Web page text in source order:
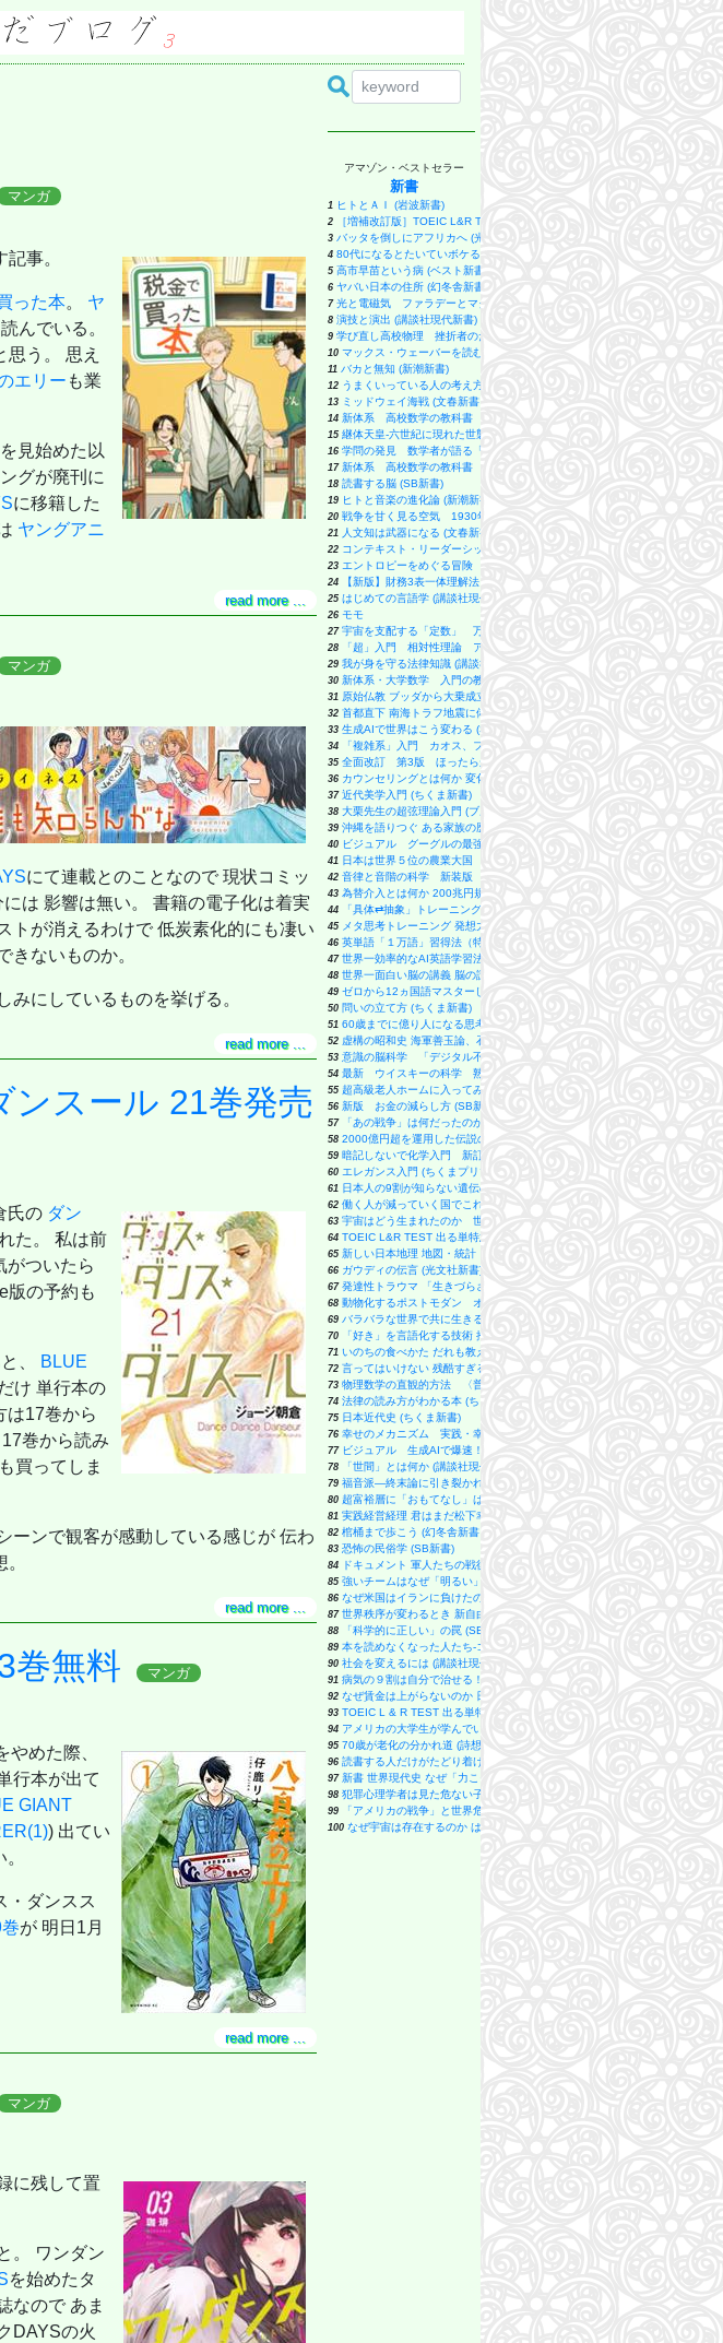
ング〉対応】 (本当の就職テストシリーズ)
こみふろく 「ちいかわ」ポストカード3枚セット）
手に入れて元パーティーメンバーと世界に復讐&『ざまぁ!』します!(23) (KCデラックス)
マンガ
事。
った本。 ヤ
んでいる。
う。 思え
エリー も業
を見始めた以
グが廃刊に
に移籍した
ヤングアニ
read more ...
マンガ
にて連載とのことなので 現状コミッ
は 影響は無い。 書籍の電子化は着実
トが消えるわけで 低炭素化的にも凄い
きないものか。
にしているものを挙げる。
read more ...
ンスール 21巻発売
氏の ダン
た。 私は前
がついたら
版の予約も
、
BLUE
け 単行本の
は17巻から
巻から読み
買ってしま
ーンで観客が感動している感じが 伝わ
read more ...
巻無料 マンガ
めた際、
行本が出て
GIANT
) 出てい
・ダンスス
が 明日1月
read more ...
マンガ
に残して置
。 ワンダン
を始めたタ
なので あま
DAYSの火
アマゾン・ベストセラー
新書
1 ヒトとＡＩ (岩波新書)
2 ［増補改訂版］TOEIC L&R TEST 出る単特急 金のフレーズ (TOEIC TEST 特
3 バッタを倒しにアフリカへ (光文社新書)
4 80代になるとたいていボケるか死ぬ。70代は神様から与えられた特別な時間 (
5 高市早苗という病 (ベスト新書 624)
6 ヤバい日本の住所 (幻冬舎新書)
7 光と電磁気 ファラデーとマクスウェルが考えたこと 電場とは何か？ 磁場
8 演技と演出 (講談社現代新書)
9 学び直し高校物理 挫折者のための超入門 (講談社現代新書)
10 マックス・ウェーバーを読む (講談社現代新書)
11 バカと無知 (新潮新書)
12 うまくいっている人の考え方 完全版 (ディスカヴァー携書)
13 ミッドウェイ海戦 (文春新書 1375)
14 新体系 高校数学の教科書 上 (ブルーバックス)
15 継体天皇-六世紀に現れた世襲王権の「始祖王」 (中公新書 2910)
16 学問の発見 数学者が語る「考えること・学ぶこと」 (ブルーバックス)
17 新体系 高校数学の教科書 下 (ブルーバックス)
18 読書する脳 (SB新書)
19 ヒトと音楽の進化論 (新潮新書 1126)
20 戦争を甘く見る空気 1930年代と似た道を進む現代日本 (朝日新書)
21 人文知は武器になる (文春新書 1529)
22 コンテキスト・リーダーシップ 「最高の上司」と「最悪の上司」は文脈で
23 エントロピーをめぐる冒険 初心者のための統計熱力学 (ブルーバックス)
24 【新版】財務3表一体理解法 (朝日新書)
25 はじめての言語学 (講談社現代新書)
26 モモ
27 宇宙を支配する「定数」 万有引力定数から光速、プランク定数まで (ブルー
28 「超」入門 相対性理論 アインシュタインは何を考えたのか (ブルーバック
29 我が身を守る法律知識 (講談社現代新書)
30 新体系・大学数学 入門の教科書 下 (ブルーバックス)
31 原始仏教 ブッダから大乗成立へ (講談社現代新書 2820)
32 首都直下 南海トラフ地震に備えよ (SB新書 654)
33 生成AIで世界はこう変わる (SB新書)
34 「複雑系」入門 カオス、フラクタルから生命の謎まで (ブルーバックス)
35 全面改訂 第3版 ほったらかし投資術 (朝日新書)
36 カウンセリングとは何か 変化するということ (講談社現代新書 2787)
37 近代美学入門 (ちくま新書)
38 大栗先生の超弦理論入門 (ブルーバックス)
39 沖縄を語りつぐ ある家族の歴史 (岩波新書 新赤版 2115)
40 ビジュアル グーグルの最強AI Gemini活用術 (日経文庫)
41 日本は世界５位の農業大国 大嘘だらけの食料自給率 (講談社＋α新書)
42 音律と音階の科学 新装版 ドレミ…はどのように生まれたか (ブルーバック
43 為替介入とは何か 200兆円規模「外為特会」が生まれた謎 (集英社新書)
44 「具体⇄抽象」トレーニング 思考力が飛躍的にアップする29問 (PHPビジネ
45 メタ思考トレーニング 発想力が飛躍的にアップする34問 PHPビジネス新書
46 英単語「１万語」習得法（特典：7つの戦略 で難単語を攻略する データ配
47 世界一効率的なAI英語学習法 (幻冬舎新書)
48 世界一面白い脳の講義 脳の謎を科学で解き明かす (ブルーバックス B 2337)
49 ゼロから12ヵ国語マスターした私の最強の外国語習得法 (SB新書 653)
50 問いの立て方 (ちくま新書)
51 60歳までに億り人になる思考法 なぜ富裕層は好んで借金をするのか？ (PHP
52 虚構の昭和史 海軍善玉論、石原莞爾名将論の陥穽 (角川新書)
53 意識の脳科学 「デジタル不老不死」の扉を開く (講談社現代新書)
54 最新 ウイスキーの科学 熟成の香味を生む驚きのプロセス (ブルーバックス)
55 超高級老人ホームに入ってみた (集英社新書)
56 新版 お金の減らし方 (SB新書)
57 「あの戦争」は何だったのか (講談社現代新書)
58 2000億円超を運用した伝説のファンドマネジャーが明かす「超」成長株の見
59 暗記しないで化学入門 新訂版 電子を見れば化学はわかる (ブルーバックス)
60 エレガンス入門 (ちくまプリマー新書 ５２３)
61 日本人の9割が知らない遺伝の真実 (SB新書)
62 働く人が減っていく国でこれから起きること (朝日新書)
63 宇宙はどう生まれたのか 世界の「起源」がわかる素粒子物理学超入門 (マガ
64 TOEIC L&R TEST 出る単特急 銀のフレーズ (TOEIC TEST 特急シリーズ)
65 新しい日本地理 地図・統計・移動から読み解く (講談社現代新書 2814)
66 ガウディの伝言 (光文社新書)
67 発達性トラウマ 「生きづらさ」の正体 【自分を責めてしまいがちな方へ】 (
68 動物化するポストモダン オタクから見た日本社会 (講談社現代新書)
69 バラバラな世界で共に生きる: リチャード・ローティの哲学 (NHK出版新書
70 「好き」を言語化する技術 推しの素晴らしさを語りたいのに「やばい！」
71 いのちの食べかた だれも教えてくれない、世界のヒミツ (角川つばさ文庫)
72 言ってはいけない 残酷すぎる真実 (新潮新書)
73 物理数学の直観的方法 〈普及版〉 理工系で学ぶ数学 「難所突破」の特効
74 法律の読み方がわかる本 (ちくま新書 １９２１)
75 日本近代史 (ちくま新書)
76 幸せのメカニズム 実践・幸福学入門 (講談社現代新書)
77 ビジュアル 生成AIで爆速！ ChatGPT仕事術 (日経文庫)
78 「世間」とは何か (講談社現代新書)
79 福音派―終末論に引き裂かれるアメリカ社会 (中公新書 2873)
80 超富裕層に「おもてなし」はいらない 世界の一流が日本に惹かれる本当の
81 実践経営経理 君はまだ松下幸之助を知らない (PHP新書)
82 棺桶まで歩こう (幻冬舎新書 790)
83 恐怖の民俗学 (SB新書)
84 ドキュメント 軍人たちの戦後: 証言・資料で辿る生還者の数奇な運命 (小学館
85 強いチームはなぜ「明るい」のか (幻冬舎新書 739)
86 なぜ米国はイランに負けたのか (文春新書 1539)
87 世界秩序が変わるとき 新自由主義からのゲームチェンジ (文春新書 1478)
88 「科学的に正しい」の罠 (SB新書)
89 本を読めなくなった人たち-コスパとテキストメディアをめぐる現在形 (中公
90 社会を変えるには (講談社現代新書)
91 病気の９割は自分で治せる！ (PHP新書)
92 なぜ賃金は上がらないのか 日本経済30年の陥穽 (講談社現代新書 2817)
93 TOEIC L & R TEST 出る単特急 金のフレーズ (TOEIC TEST 特急シリーズ)
94 アメリカの大学生が学んでいる本物の教養 (SB新書)
95 70歳が老化の分かれ道 (詩想社新書)
96 読書する人だけがたどり着ける場所 (SB新書)
97 新書 世界現代史 なぜ「力こそ正義」はよみがえったのか (講談社現代新書
98 犯罪心理学者は見た危ない子育て (SB新書)
99 「アメリカの戦争」と世界危機 イラン侵攻は何をもたらすのか (岩波新書 新
100 なぜ宇宙は存在するのか はじめての現代宇宙論 (ブルーバックス)